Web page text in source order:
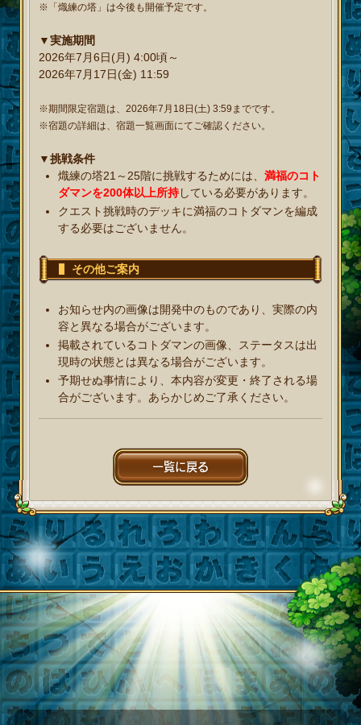
※「熾練の塔」は今後も開催予定です。
▼実施期間
2026年7月6日(月) 4:00頃～
2026年7月17日(金) 11:59
※期間限定宿題は、2026年7月18日(土) 3:59までです。
※宿題の詳細は、宿題一覧画面にてご確認ください。
▼挑戦条件
熾練の塔21～25階に挑戦するためには、満福のコト
ダマンを200体以上所持している必要があります。
クエスト挑戦時のデッキに満福のコトダマンを編成
する必要はございません。
その他ご案内
お知らせ内の画像は開発中のものであり、実際の内
容と異なる場合がございます。
掲載されているコトダマンの画像、ステータスは出
現時の状態とは異なる場合がございます。
予期せぬ事情により、本内容が変更・終了される場
合がございます。あらかじめご了承ください。
一覧に戻る